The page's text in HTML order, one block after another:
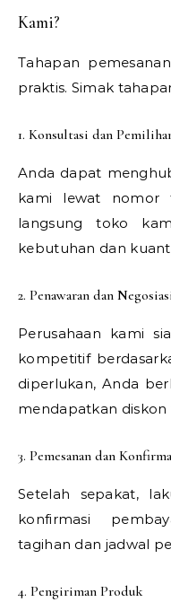
Kami?
Tahapan
praktis. Simak
1. Konsultasi dan
Anda dapat
kami lewat nomor
langsung toko
kebutuhan dan
2. Penawaran dan
Perusahaan kami
kompetitif
diperlukan, Anda
mendapatkan diskon
3. Pemesanan dan
Setelah sepakat,
konfirmasi
tagihan dan jadwal
4. Pengiriman Produk